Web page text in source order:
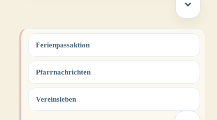
Ferienpassaktion
Pfarrnachrichten
Vereinsleben